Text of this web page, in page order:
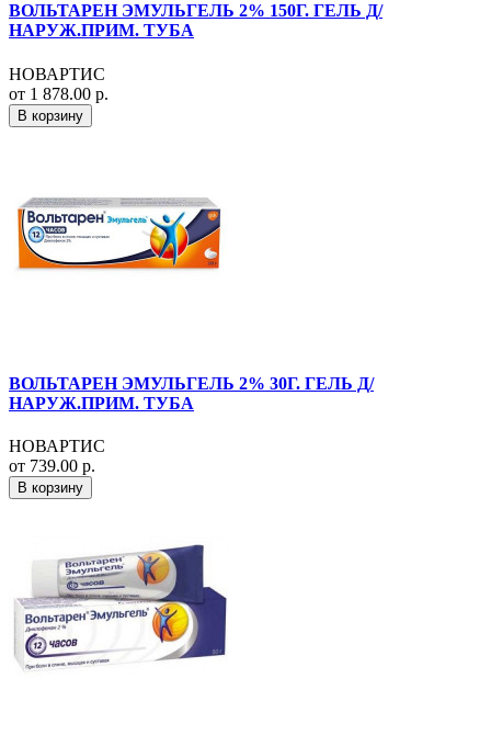
ВОЛЬТАРЕН ЭМУЛЬГЕЛЬ 2% 150Г. ГЕЛЬ Д/
НАРУЖ.ПРИМ. ТУБА
НОВАРТИС
от 1 878.00 р.
В корзину
ВОЛЬТАРЕН ЭМУЛЬГЕЛЬ 2% 30Г. ГЕЛЬ Д/
НАРУЖ.ПРИМ. ТУБА
НОВАРТИС
от 739.00 р.
В корзину